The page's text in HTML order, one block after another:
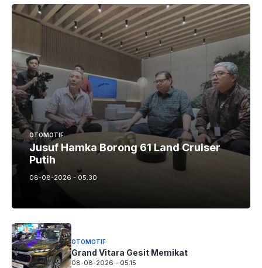
OTOMOTIF
Jusuf Hamka Borong 61 Land Cruiser
Putih
08-08-2026 - 05.30
OTOMOTIF
Grand Vitara Gesit Memikat
08-08-2026 - 05.15